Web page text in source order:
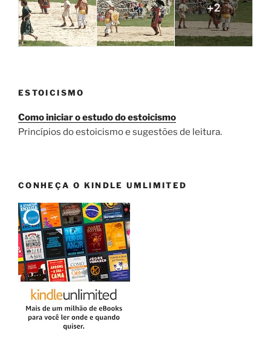
ESTOICISMO
Como iniciar o estudo do estoicismo
Princípios do estoicismo e sugestões de leitura.
CONHEÇA O KINDLE UMLIMITED